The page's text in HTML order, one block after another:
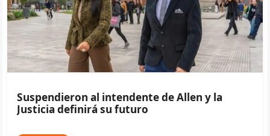
Suspendieron al intendente de Allen y la
Justicia definirá su futuro